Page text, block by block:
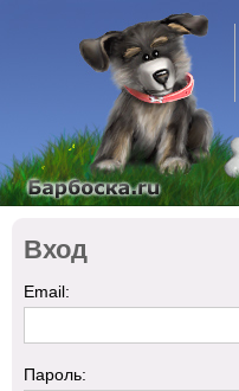
Вход
Email:
Пароль: